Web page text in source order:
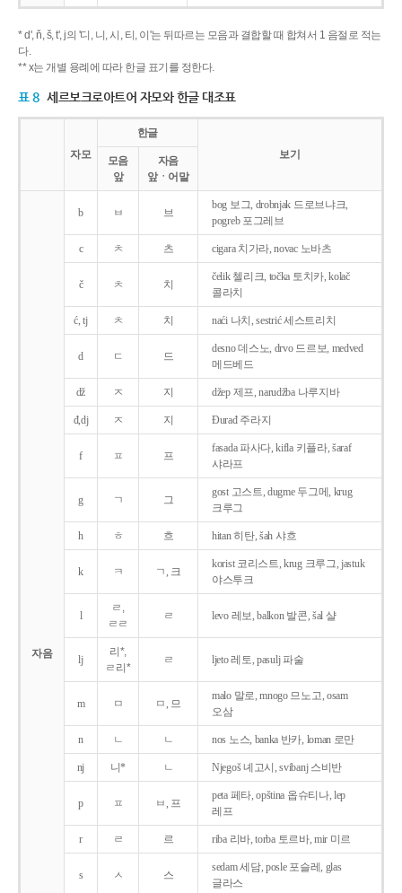
* d', ň, š, t', j의 '디, 니, 시, 티, 이'는 뒤따르는 모음과 결합할 때 합쳐서 1 음절로 적는
다.
** x는 개별 용례에 따라 한글 표기를 정한다.
표 8 세르보크로아트어 자모와 한글 대조표
자모
한글
보기
모음
앞
자음
앞ㆍ어말
자음
b ㅂ 브
bog 보그, drobnjak 드로브냐크,
pogreb 포그레브
c ㅊ 츠 cigara 치가라, novac 노바츠
č ㅊ 치
čelik 첼리크, točka 토치카, kolač
콜라치
ć, tj ㅊ 치 naći 나치, sestrić 세스트리치
d ㄷ 드
desno 데스노, drvo 드르보, medved
메드베드
dž ㅈ 지 džep 제프, narudžba 나루지바
đ,dj ㅈ 지 Ðurađ 주라지
f ㅍ 프
fasada 파사다, kifla 키플라, šaraf
샤라프
g ㄱ 그
gost 고스트, dugme 두그메, krug
크루그
h ㅎ 흐 hitan 히탄, šah 샤흐
k ㅋ ㄱ, 크
korist 코리스트, krug 크루그, jastuk
야스투크
l
ㄹ,
ㄹㄹ
ㄹ levo 레보, balkon 발콘, šal 샬
lj
리*,
ㄹ리*
ㄹ ljeto 레토, pasulj 파술
m ㅁ ㅁ, 므
malo 말로, mnogo 므노고, osam
오삼
n ㄴ ㄴ nos 노스, banka 반카, loman 로만
nj 니* ㄴ Njegoš 녜고시, svibanj 스비반
p ㅍ ㅂ, 프
peta 페타, opština 옵슈티나, lep
레프
r ㄹ 르 riba 리바, torba 토르바, mir 미르
s ㅅ 스
sedam 세담, posle 포슬레, glas
글라스